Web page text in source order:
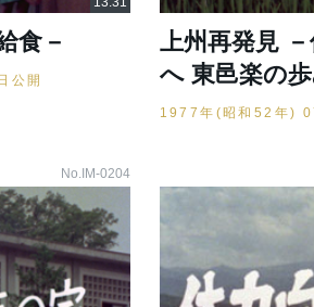
食－
公開
上州再発見
へ 東邑楽の歩
1977年(昭和52年)
No.IM-0204